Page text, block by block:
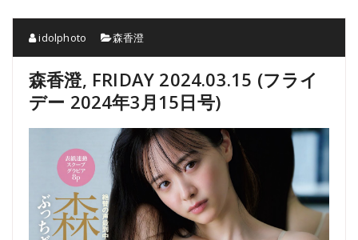
idolphoto 森香澄
森香澄, FRIDAY 2024.03.15 (フライ
デー 2024年3月15日号)